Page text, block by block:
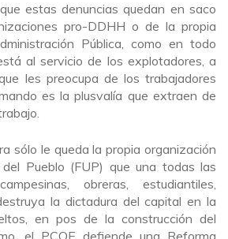
estas denuncias quedan en saco
pro-DDHH o de la propia
Pública, como en todo
al servicio de los explotadores, a
les preocupa de los trabajadores
es la plusvalía que extraen de
sólo le queda la propia organización
Pueblo (FUP) que una todas las
obreras, estudiantiles,
la dictadura del capital en la
en pos de la construcción del
el PCOE defiende una Reforma